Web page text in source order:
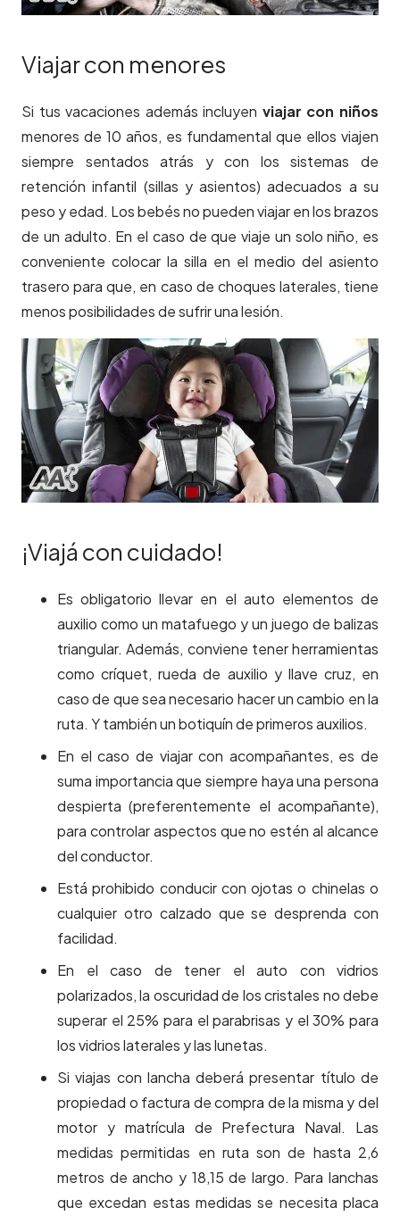
Viajar con menores
Si tus vacaciones además incluyen viajar con niños
menores de 10 años, es fundamental que ellos viajen
siempre sentados atrás y con los sistemas de
retención infantil (sillas y asientos) adecuados a su
peso y edad. Los bebés no pueden viajar en los brazos
de un adulto. En el caso de que viaje un solo niño, es
conveniente colocar la silla en el medio del asiento
trasero para que, en caso de choques laterales, tiene
menos posibilidades de sufrir una lesión.
¡Viajá con cuidado!
Es obligatorio llevar en el auto elementos de
auxilio como un matafuego y un juego de balizas
triangular. Además, conviene tener herramientas
como críquet, rueda de auxilio y llave cruz, en
caso de que sea necesario hacer un cambio en la
ruta. Y también un botiquín de primeros auxilios.
En el caso de viajar con acompañantes, es de
suma importancia que siempre haya una persona
despierta (preferentemente el acompañante),
para controlar aspectos que no estén al alcance
del conductor.
Está prohibido conducir con ojotas o chinelas o
cualquier otro calzado que se desprenda con
facilidad.
En el caso de tener el auto con vidrios
polarizados, la oscuridad de los cristales no debe
superar el 25% para el parabrisas y el 30% para
los vidrios laterales y las lunetas.
Si viajas con lancha deberá presentar título de
propiedad o factura de compra de la misma y del
motor y matrícula de Prefectura Naval. Las
medidas permitidas en ruta son de hasta 2,6
metros de ancho y 18,15 de largo. Para lanchas
que excedan estas medidas se necesita placa